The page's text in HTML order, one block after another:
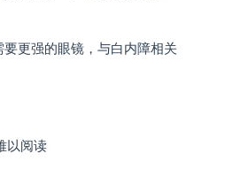
要更强的眼镜，与白内障相关
以阅读